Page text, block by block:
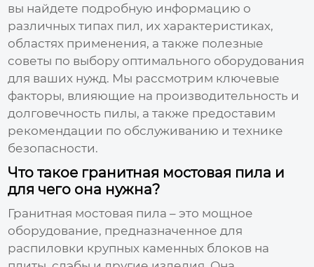
вы найдете подробную информацию о
различных типах пил, их характеристиках,
областях применения, а также полезные
советы по выбору оптимального оборудования
для ваших нужд. Мы рассмотрим ключевые
факторы, влияющие на производительность и
долговечность пилы, а также предоставим
рекомендации по обслуживанию и технике
безопасности.
Что такое гранитная мостовая пила и
для чего она нужна?
Гранитная мостовая пила – это мощное
оборудование, предназначенное для
распиловки крупных каменных блоков на